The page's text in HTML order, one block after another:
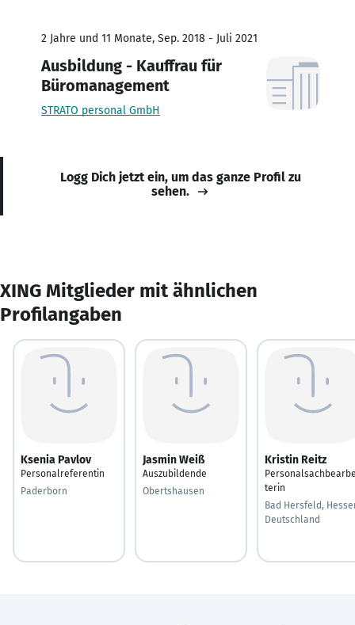
2 Jahre und 11 Monate, Sep. 2018 - Juli 2021
Ausbildung - Kauffrau für
Büromanagement
STRATO personal GmbH
Logg Dich jetzt ein, um das ganze Profil zu
sehen.
XING Mitglieder mit ähnlichen
Profilangaben
Ksenia Pavlov
Personalreferentin
Paderborn
Jasmin Weiß
Auszubildende
Obertshausen
Kristin Reitz
terin
Bad Hersfeld,
Deutschland